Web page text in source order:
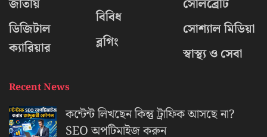
জাতীয়
ডিজিটাল
ক্যারিয়ার
বিবিধ
ব্লগিং
সেলিব্রেটি
সোশ্যাল মিডিয়া
স্বাস্থ্য ও সেবা
Recent News
কন্টেন্ট লিখছেন কিন্তু ট্রাফিক আসছে না?
‍SEO অপটিমাইজ করুন